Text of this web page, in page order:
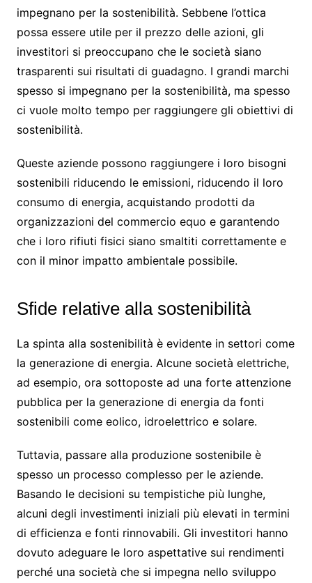
impegnano per la sostenibilità. Sebbene l’ottica
possa essere utile per il prezzo delle azioni, gli
investitori si preoccupano che le società siano
trasparenti sui risultati di guadagno. I grandi marchi
spesso si impegnano per la sostenibilità, ma spesso
ci vuole molto tempo per raggiungere gli obiettivi di
sostenibilità.
Queste aziende possono raggiungere i loro bisogni
sostenibili riducendo le emissioni, riducendo il loro
consumo di energia, acquistando prodotti da
organizzazioni del commercio equo e garantendo
che i loro rifiuti fisici siano smaltiti correttamente e
con il minor impatto ambientale possibile.
Sfide relative alla sostenibilità
La spinta alla sostenibilità è evidente in settori come
la generazione di energia. Alcune società elettriche,
ad esempio, ora sottoposte ad una forte attenzione
pubblica per la generazione di energia da fonti
sostenibili come eolico, idroelettrico e solare.
Tuttavia, passare alla produzione sostenibile è
spesso un processo complesso per le aziende.
Basando le decisioni su tempistiche più lunghe,
alcuni degli investimenti iniziali più elevati in termini
di efficienza e fonti rinnovabili. Gli investitori hanno
dovuto adeguare le loro aspettative sui rendimenti
perché una società che si impegna nello sviluppo